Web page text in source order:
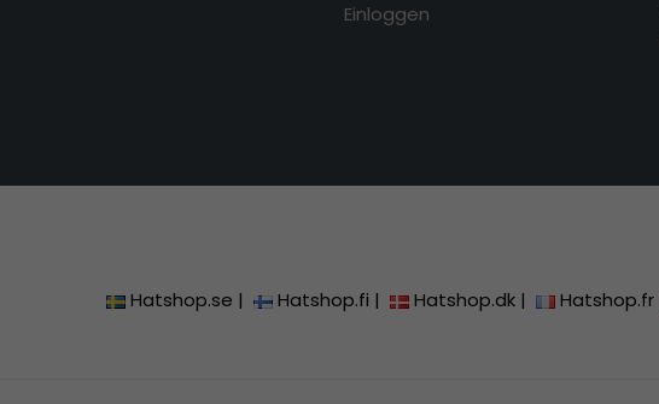
Einloggen
Hatshop.se | Hatshop.fi | Hatshop.dk | Hatshop.fr